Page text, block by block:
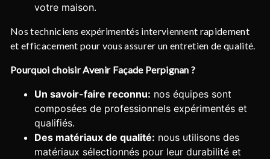
votre maison.
Nos techniciens expérimentés interviennent rapidement
et efficacement pour vous assurer un entretien de qualité.
Pourquoi choisir Avenir Façade Perpignan ?
Un savoir-faire reconnu: nos équipes sont
composées de professionnels expérimentés et
qualifiés.
Des matériaux de qualité: nous utilisons des
matériaux sélectionnés pour leur durabilité et